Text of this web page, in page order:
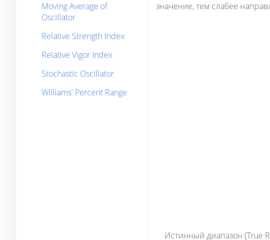
Moving Average of
Oscillator
Relative Strength Index
Relative Vigor Index
Stochastic Oscillator
Williams' Percent Range
значение, тем слабее
Истинный диапазон (True